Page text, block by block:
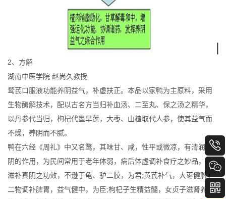
2、方解
湖南中医学院 赵尚久教授
鹜芪口服液功能养阴益气，补虚扶正。本品以家鸭为主原料，采用
生物酶解技术，配以古名方当归补血汤、二至丸、保之汤之精华，
以丹参代当归，枸杞代墨旱莲，大枣、山楂取代人参，使其益气而
不燥，养阴而不腻。
鸭在六经《周礼》中又名鹜，其味甘、咸，性平或微凉，有清润养
阴的作用，为民间常用于老年体弱，病后体虚调补食疗之妙品，其
滋补真阴之功效，不逊于龟、驴二胶，为君;黄芪补气，大枣健脾，
二物调补脾胃，益气健中，为臣;枸杞子生精益髓，女贞子滋肾养